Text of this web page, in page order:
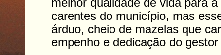
carentes do município, mas
árduo, cheio de mazelas que
empenho e dedicação do